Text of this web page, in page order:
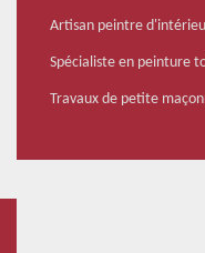
Artisan peintre
Spécialiste en peinture
Travaux de petite